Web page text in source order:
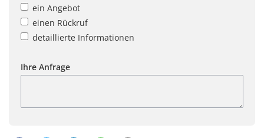
ein Angebot
einen Rückruf
detaillierte Informationen
Ihre Anfrage